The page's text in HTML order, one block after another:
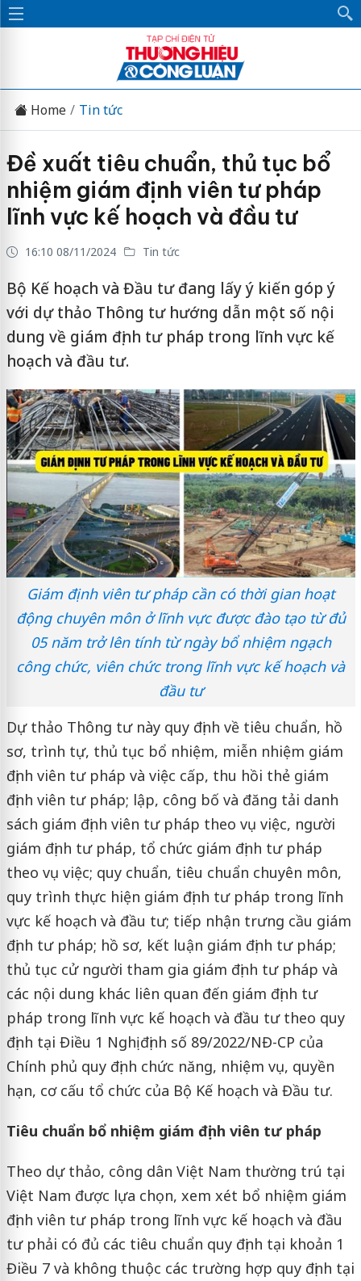
Home Tin tức
Đề xuất tiêu chuẩn, thủ tục bổ
nhiệm giám định viên tư pháp
lĩnh vực kế hoạch và đầu tư
16:10 08/11/2024 Tin tức
Bộ Kế hoạch và Đầu tư đang lấy ý kiến góp ý
với dự thảo Thông tư hướng dẫn một số nội
dung về giám định tư pháp trong lĩnh vực kế
hoạch và đầu tư.
Giám định viên tư pháp cần có thời gian hoạt
động chuyên môn ở lĩnh vực được đào tạo từ đủ
05 năm trở lên tính từ ngày bổ nhiệm ngạch
công chức, viên chức trong lĩnh vực kế hoạch và
đầu tư
Dự thảo Thông tư này quy định về tiêu chuẩn, hồ
sơ, trình tự, thủ tục bổ nhiệm, miễn nhiệm giám
định viên tư pháp và việc cấp, thu hồi thẻ giám
định viên tư pháp; lập, công bố và đăng tải danh
sách giám định viên tư pháp theo vụ việc, người
giám định tư pháp, tổ chức giám định tư pháp
theo vụ việc; quy chuẩn, tiêu chuẩn chuyên môn,
quy trình thực hiện giám định tư pháp trong lĩnh
vực kế hoạch và đầu tư; tiếp nhận trưng cầu giám
định tư pháp; hồ sơ, kết luận giám định tư pháp;
thủ tục cử người tham gia giám định tư pháp và
các nội dung khác liên quan đến giám định tư
pháp trong lĩnh vực kế hoạch và đầu tư theo quy
định tại Điều 1 Nghị định số 89/2022/NĐ-CP của
Chính phủ quy định chức năng, nhiệm vụ, quyền
hạn, cơ cấu tổ chức của Bộ Kế hoạch và Đầu tư.
Tiêu chuẩn bổ nhiệm giám định viên tư pháp
Theo dự thảo, công dân Việt Nam thường trú tại
Việt Nam được lựa chọn, xem xét bổ nhiệm giám
định viên tư pháp trong lĩnh vực kế hoạch và đầu
tư phải có đủ các tiêu chuẩn quy định tại khoản 1
Điều 7 và không thuộc các trường hợp quy định tại